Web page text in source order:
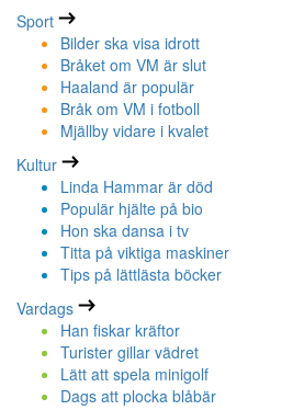
Sport
Bilder ska visa idrott
Bråket om VM är slut
Haaland är populär
Bråk om VM i fotboll
Mjällby vidare i kvalet
Kultur
Linda Hammar är död
Populär hjälte på bio
Hon ska dansa i tv
Titta på viktiga maskiner
Tips på lättlästa böcker
Vardags
Han fiskar kräftor
Turister gillar vädret
Lätt att spela minigolf
Dags att plocka blåbär